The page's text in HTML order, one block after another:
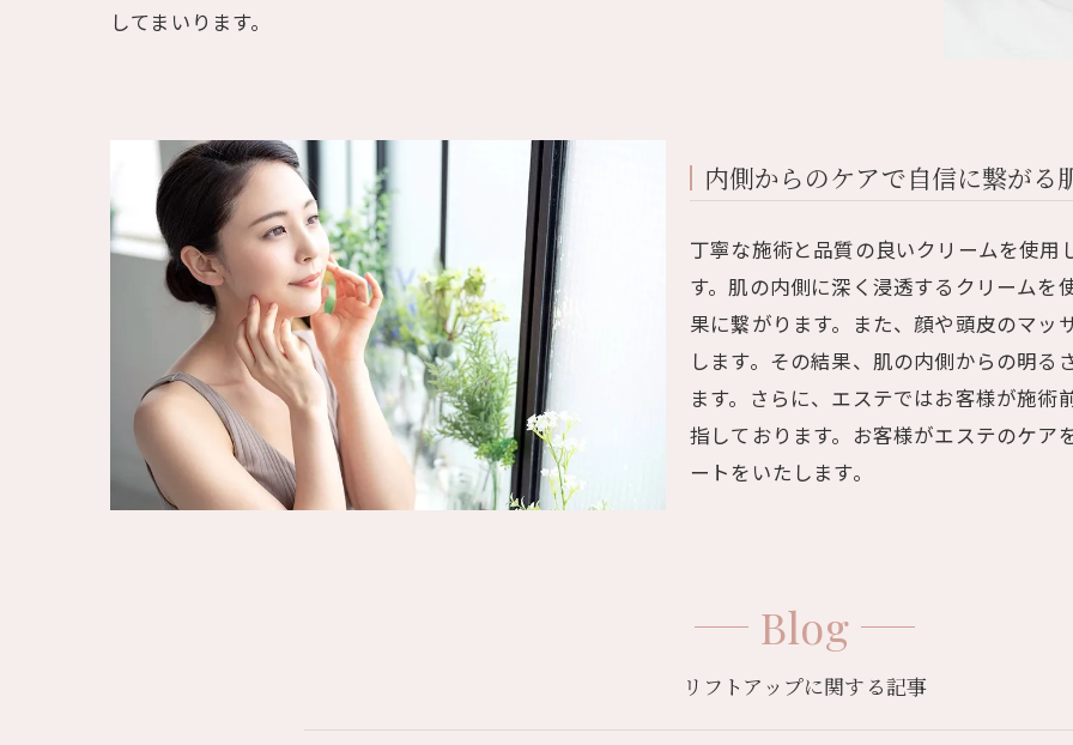
してまいります。
内側からのケアで自信に繋がる
丁寧な施術と品質の良いクリームを使
す。肌の内側に深く浸透するクリーム
果に繋がります。また、顔や頭皮のマ
します。その結果、肌の内側からの明
ます。さらに、エステではお客様が施
指しております。お客様がエステのケア
ートをいたします。
Blog
リフトアップに関する記事